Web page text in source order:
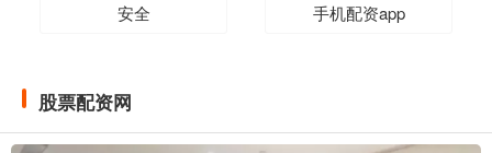
安全 手机配资app
股票配资网